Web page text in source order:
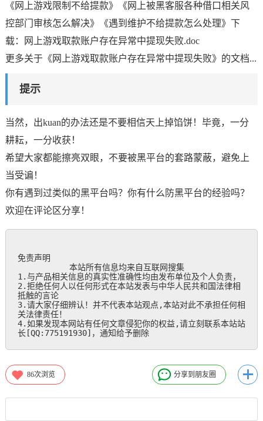
《网上游戏限制不给提款》《网上被黑客服各种借口相关风
控部门审核怎么解决》《遇到维护不给提款怎么处理》下
载：网上游戏取款账户存在异常中提现失败.doc
更多关于《网上游戏取款账户存在异常中提现失败》的文档...
提示
当然，出kuan的办法还是不要相信天上掉馅饼！毕竟，一分
耕耘，一分收获！
希望大家都能擦亮双眼，不要被黑平台的套路蒙蔽，避免上
当受谝！
你有遇到过类似的黑平台吗？你有什么防黑平台的经验吗？
欢迎在评论区分享！
免责声明
本站所有信息均来自互联网搜集
1.与产品相关信息的真实性准确性均由发布单位及个人负责，
2.拒绝任何人以任何形式在本站发表与中华人民共和国法律相
抵触的言论
3.请大家仔细辨认！并不代表本站观点,本站对此不承担任何相
关法律责任！
4.如果发现本网站有任何文章侵犯你的权益,请立刻联系本站站
长[QQ:775191930]，通知给予删除
86次浏览 分享到朋友圈